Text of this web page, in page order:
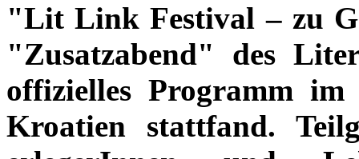
"Lit Link Festival – zu
"Zusatzabend" des
offizielles Programm im
Kroatien stattfand.